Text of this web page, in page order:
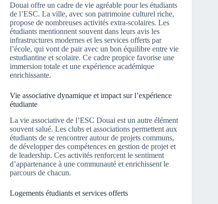
Douai offre un cadre de vie agréable pour les étudiants
de l’ESC. La ville, avec son patrimoine culturel riche,
propose de nombreuses activités extra-scolaires. Les
étudiants mentionnent souvent dans leurs avis les
infrastructures modernes et les services offerts par
l’école, qui vont de pair avec un bon équilibre entre vie
estudiantine et scolaire. Ce cadre propice favorise une
immersion totale et une expérience académique
enrichissante.
Vie associative dynamique et impact sur l’expérience
étudiante
La vie associative de l’ESC Douai est un autre élément
souvent salué. Les clubs et associations permettent aux
étudiants de se rencontrer autour de projets communs,
de développer des compétences en gestion de projet et
de leadership. Ces activités renforcent le sentiment
d’appartenance à une communauté et enrichissent le
parcours de chacun.
Logements étudiants et services offerts